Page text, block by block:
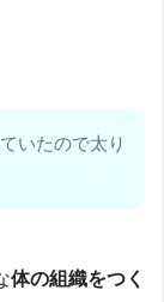
いたので太り
体の組織をつく